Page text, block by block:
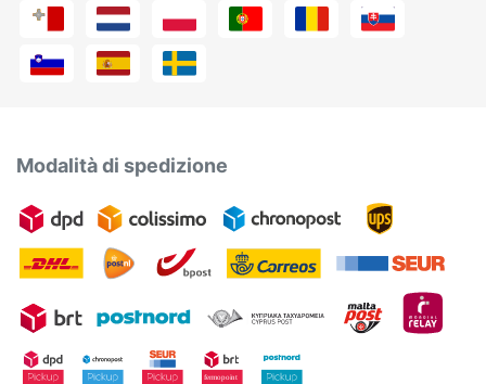
Modalità di spedizione